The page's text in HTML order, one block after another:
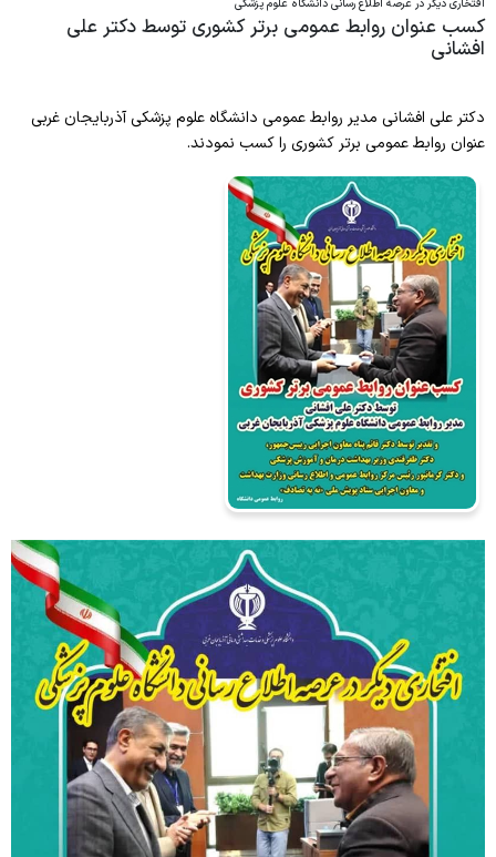
کتابخانه
افتخاری دیگر در عرصه اطلاع رسانی دانشگاه علوم پزشکی
کسب عنوان روابط عمومی برتر کشوری توسط دکتر علی
افشانی
دکتر علی افشانی مدیر روابط عمومی دانشگاه علوم پزشکی آذربایجان غربی
عنوان روابط عمومی برتر کشوری را کسب نمودند.